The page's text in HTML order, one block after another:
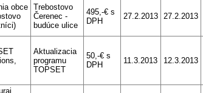
obce
Trebostovo
Čerenec -
budúce ulice
495,-€ s
DPH
27.2.2013 27.2.2013
Aktualizacia
programu
TOPSET
50,-€ s
DPH
11.3.2013 12.3.2013